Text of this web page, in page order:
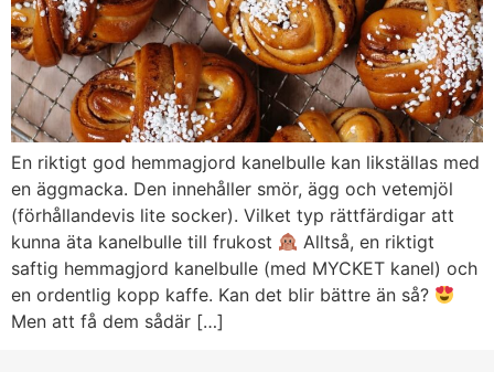
En riktigt god hemmagjord kanelbulle kan likställas med
en äggmacka. Den innehåller smör, ägg och vetemjöl
(förhållandevis lite socker). Vilket typ rättfärdigar att
kunna äta kanelbulle till frukost
Alltså, en riktigt
saftig hemmagjord kanelbulle (med MYCKET kanel) och
en ordentlig kopp kaffe. Kan det blir bättre än så?
Men att få dem sådär […]